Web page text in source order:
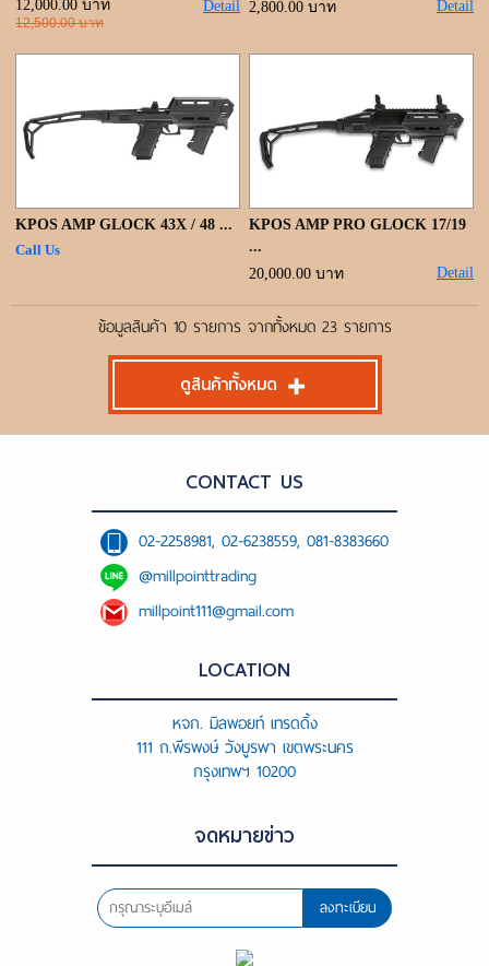
12,000.00 บาท
12,500.00 บาท
Detail 2,800.00 บาท
Detail
KPOS AMP GLOCK 43X / 48 ...
Call Us
KPOS AMP PRO GLOCK 17/19
...
20,000.00 บาท
Detail
ข้อมูลสินค้า 10 รายการ จากทั้งหมด 23 รายการ
ดูสินค้าทั้งหมด
CONTACT US
02-2258981, 02-6238559, 081-8383660
@millpointtrading
millpoint111@gmail.com
LOCATION
หจก. มิลพอยท์ เทรดดิ้ง
111 ถ.พีรพงษ์ วังบูรพา เขตพระนคร
กรุงเทพฯ 10200
จดหมายข่าว
ลงทะเบียน